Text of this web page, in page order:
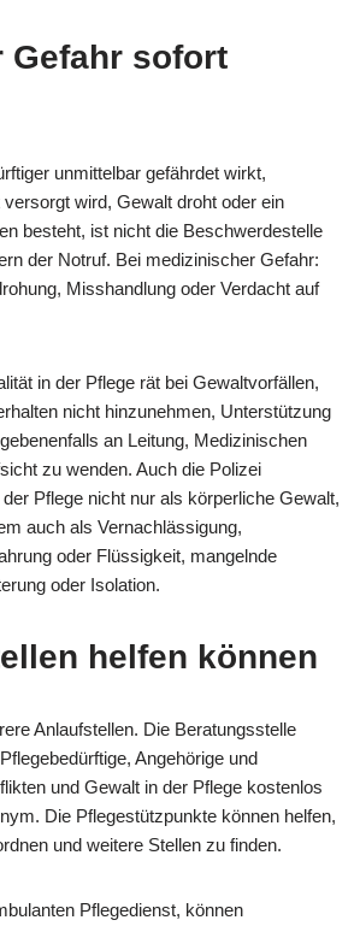
Gefahr sofort
unmittelbar gefährdet wirkt,
wird, Gewalt droht oder ein
besteht, ist nicht die Beschwerdestelle
der Notruf. Bei medizinischer Gefahr:
Misshandlung oder Verdacht auf
in der Pflege rät bei Gewaltvorfällen,
nicht hinzunehmen, Unterstützung
an Leitung, Medizinischen
zu wenden. Auch die Polizei
Pflege nicht nur als körperliche Gewalt,
auch als Vernachlässigung,
oder Flüssigkeit, mangelnde
oder Isolation.
helfen können
Anlaufstellen. Die Beratungsstelle
Angehörige und
und Gewalt in der Pflege kostenlos
Die Pflegestützpunkte können helfen,
und weitere Stellen zu finden.
Pflegedienst, können